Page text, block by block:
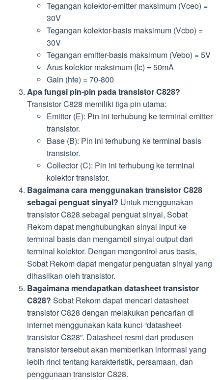
Tegangan kolektor-emitter maksimum (Vceo) =
30V
Tegangan kolektor-basis maksimum (Vcbo) =
30V
Tegangan emitter-basis maksimum (Vebo) = 5V
Arus kolektor maksimum (Ic) = 50mA
Gain (hfe) = 70-800
Apa fungsi pin-pin pada transistor C828?
Transistor C828 memiliki tiga pin utama:
Emitter (E): Pin ini terhubung ke terminal emitter
transistor.
Base (B): Pin ini terhubung ke terminal basis
transistor.
Collector (C): Pin ini terhubung ke terminal
kolektor transistor.
Bagaimana cara menggunakan transistor C828
sebagai penguat sinyal? Untuk menggunakan
transistor C828 sebagai penguat sinyal, Sobat
Rekom dapat menghubungkan sinyal input ke
terminal basis dan mengambil sinyal output dari
terminal kolektor. Dengan mengontrol arus basis,
Sobat Rekom dapat mengatur penguatan sinyal yang
dihasilkan oleh transistor.
Bagaimana mendapatkan datasheet transistor
C828? Sobat Rekom dapat mencari datasheet
transistor C828 dengan melakukan pencarian di
internet menggunakan kata kunci “datasheet
transistor C828”. Datasheet resmi dari produsen
transistor tersebut akan memberikan informasi yang
lebih rinci tentang karakteristik, persamaan, dan
penggunaan transistor C828.